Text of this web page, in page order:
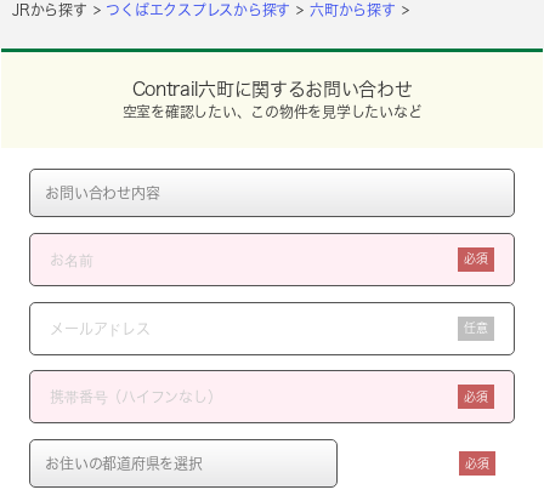
JRから探す つくばエクスプレスから探す 六町から探す
Contrail六町に関するお問い合わせ
空室を確認したい、この物件を見学したいなど
必須
任意
必須
必須